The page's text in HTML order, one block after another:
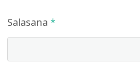
Salasana *